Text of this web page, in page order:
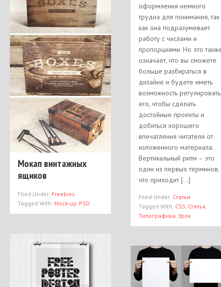
оформления немного
трудна для понимания, так
как она подразумевает
работу с числами и
пропорциями. Но это
означает, что вы сможете
больше разбираться в
дизайне и будете иметь
возможность регулировать
его, чтобы сделать
достойные проекты и
добиться хорошего
впечатления читателя от
изложенного материала.
Вертикальный ритм – это
один из первых терминов,
что приходит […]
Filed Under: Статьи
Tagged With: CSS Статья
Типографика Урок
Мокап винтажных
ящиков
Filed Under: Freebies
Tagged With: Mock-up PSD